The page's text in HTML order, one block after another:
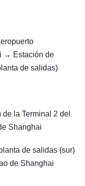
→ Estación de
de salidas)
la Terminal 2 del
Shanghai
de salidas (sur)
de Shanghai